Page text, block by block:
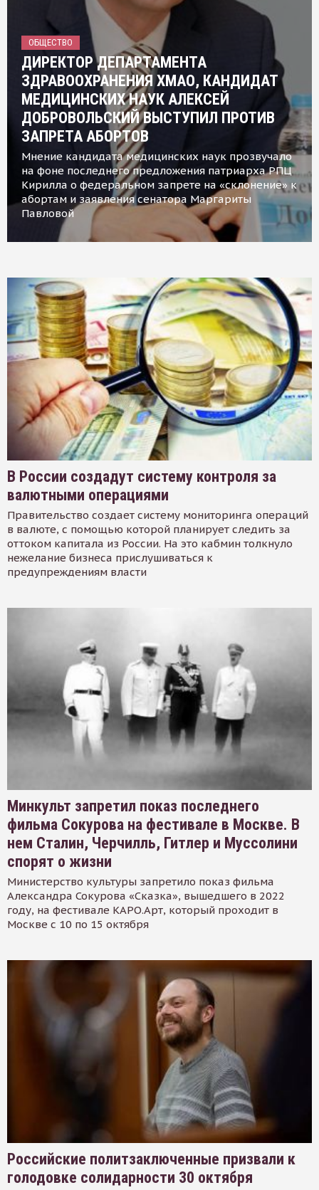
ОБЩЕСТВО
ДИРЕКТОР ДЕПАРТАМЕНТА
ЗДРАВООХРАНЕНИЯ ХМАО, КАНДИДАТ
МЕДИЦИНСКИХ НАУК АЛЕКСЕЙ
ДОБРОВОЛЬСКИЙ ВЫСТУПИЛ ПРОТИВ
ЗАПРЕТА АБОРТОВ
Мнение кандидата медицинских наук прозвучало
на фоне последнего предложения патриарха РПЦ
Кирилла о федеральном запрете на «склонение» к
абортам и заявления сенатора Маргариты
Павловой
В России создадут систему контроля за
валютными операциями
Правительство создает систему мониторинга операций
в валюте, с помощью которой планирует следить за
оттоком капитала из России. На это кабмин толкнуло
нежелание бизнеса прислушиваться к
предупреждениям власти
Минкульт запретил показ последнего
фильма Сокурова на фестивале в Москве. В
нем Сталин, Черчилль, Гитлер и Муссолини
спорят о жизни
Министерство культуры запретило показ фильма
Александра Сокурова «Сказка», вышедшего в 2022
году, на фестивале КАРО.Арт, который проходит в
Москве с 10 по 15 октября
Российские политзаключенные призвали к
голодовке солидарности 30 октября